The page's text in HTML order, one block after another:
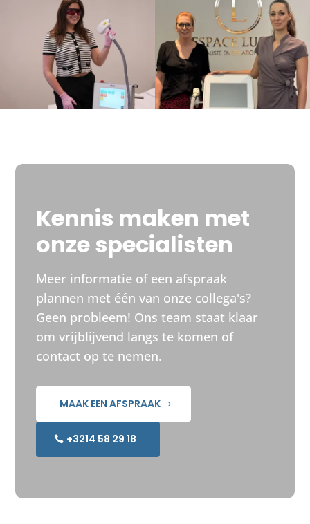
Kennis maken met
onze specialisten
Meer informatie of een afspraak
plannen met één van onze collega's?
Geen probleem! Ons team staat klaar
om vrijblijvend langs te komen of
contact op te nemen.
MAAK EEN AFSPRAAK
+3214 58 29 18